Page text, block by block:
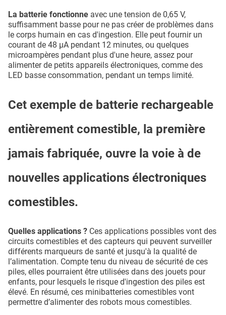
La batterie fonctionne avec une tension de 0,65 V,
suffisamment basse pour ne pas créer de problèmes dans
le corps humain en cas d'ingestion. Elle peut fournir un
courant de 48 μA pendant 12 minutes, ou quelques
microampères pendant plus d'une heure, assez pour
alimenter de petits appareils électroniques, comme des
LED basse consommation, pendant un temps limité.
Cet exemple de batterie rechargeable
entièrement comestible, la première
jamais fabriquée, ouvre la voie à de
nouvelles applications électroniques
comestibles.
Quelles applications ? Ces applications possibles vont des
circuits comestibles et des capteurs qui peuvent surveiller
différents marqueurs de santé et jusqu'à la qualité de
l’alimentation. Compte tenu du niveau de sécurité de ces
piles, elles pourraient être utilisées dans des jouets pour
enfants, pour lesquels le risque d'ingestion des piles est
élevé. En résumé, ces minibatteries comestibles vont
permettre d’alimenter des robots mous comestibles.